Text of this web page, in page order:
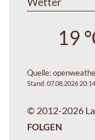
19
Quelle:
Stand: 07.08.2026
© 2012-2026
FOLGEN